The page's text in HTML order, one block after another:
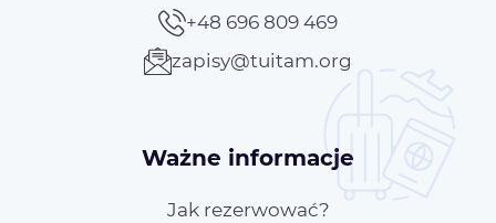
+48 696 809 469
zapisy@tuitam.org
Ważne informacje
Jak rezerwować?